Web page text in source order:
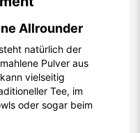
Allrounder
natürlich der
Pulver aus
vielseitig
Tee, im
oder sogar beim